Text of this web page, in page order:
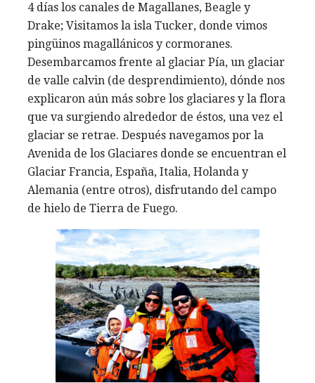
4 días los canales de Magallanes, Beagle y
Drake; Visitamos la isla Tucker, donde vimos
pingüinos magallánicos y cormoranes.
Desembarcamos frente al glaciar Pía, un glaciar
de valle calvin (de desprendimiento), dónde nos
explicaron aún más sobre los glaciares y la flora
que va surgiendo alrededor de éstos, una vez el
glaciar se retrae. Después navegamos por la
Avenida de los Glaciares donde se encuentran el
Glaciar Francia, España, Italia, Holanda y
Alemania (entre otros), disfrutando del campo
de hielo de Tierra de Fuego.